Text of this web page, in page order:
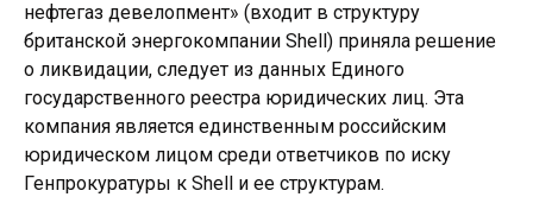
нефтегаз девелопмент» (входит в структуру
британской энергокомпании Shell) приняла решение
о ликвидации, следует из данных Единого
государственного реестра юридических лиц. Эта
компания является единственным российским
юридическом лицом среди ответчиков по иску
Генпрокуратуры к Shell и ее структурам.